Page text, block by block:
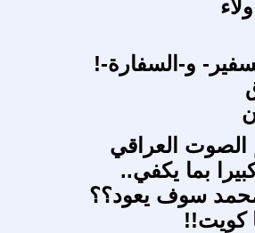
و-السفارة-!
الصوت العراقي
بما يكفي..
محمد سوف يعود؟؟
كويت!!